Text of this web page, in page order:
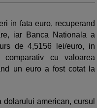
in fata euro, recuperand
iar Banca Nationala a
de 4,5156 lei/euro, in
cu valoarea
un euro a fost cotat la
dolarului american, cursul